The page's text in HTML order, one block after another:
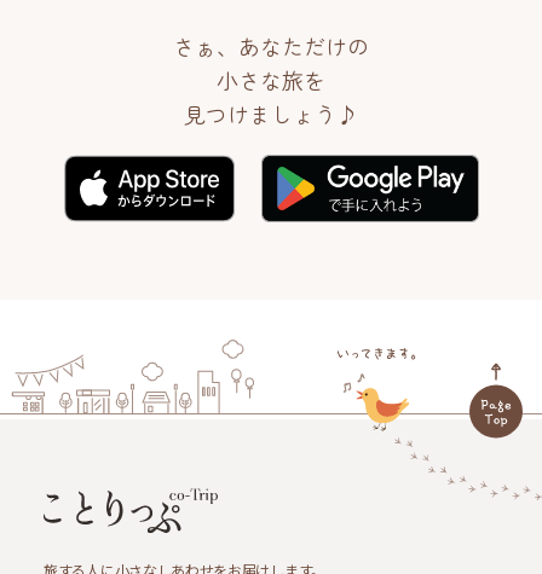
さぁ、あなただけの
小さな旅を
見つけましょう♪